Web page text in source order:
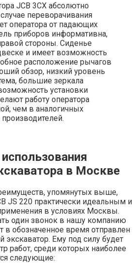
JCB 3CX абсолютно
переворачивания
оператора от падающих
приборов информативна,
стороны. Сиденье
и имеет возможность
расположение рычагов
обзор, низкий уровень
большие зеркала
установки
работу оператора
чем в аналогичных
в Москве
упомянутых выше,
JS 220 практически идеальным и
в условиях Москвы.
один звонок в нашу компанию
в обозначенное время отправлен
экскаватор. Ему под силу будет
работ, среди которых наиболее
следующие: